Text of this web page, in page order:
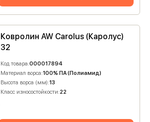
Ковролин AW Carolus (Каролус)
32
Код товара:000017894
Материал ворса:100% ПА (Полиамид)
Высота ворса (мм):13
Класс износостойкости:22